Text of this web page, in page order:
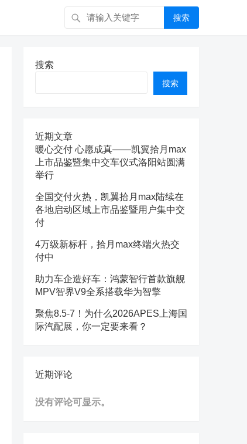
搜索
搜索
搜索
近期文章
暖心交付 心愿成真——凯翼拾月max
上市品鉴暨集中交车仪式洛阳站圆满
举行
全国交付火热，凯翼拾月max陆续在
各地启动区域上市品鉴暨用户集中交
付
4万级新标杆，拾月max终端火热交
付中
助力车企造好车：鸿蒙智行首款旗舰
MPV智界V9全系搭载华为智擎
聚焦8.5-7！为什么2026APES上海国
际汽配展，你一定要来看？
近期评论
没有评论可显示。